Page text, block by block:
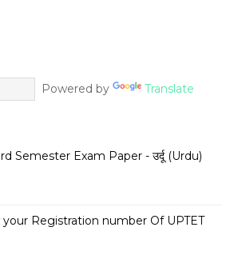
Powered by Translate
Semester Exam Paper - उर्दू (Urdu)
your Registration number Of UPTET